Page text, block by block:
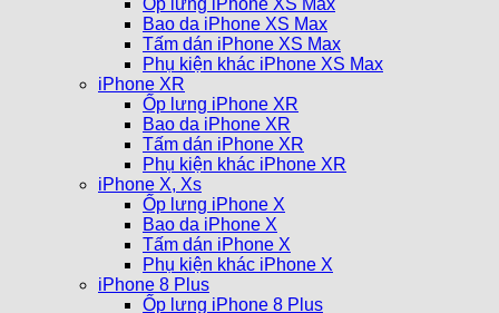
Bao da iPhone XS Max
Tấm dán iPhone XS Max
Phụ kiện khác iPhone XS Max
iPhone XR
Ốp lưng iPhone XR
Bao da iPhone XR
Tấm dán iPhone XR
Phụ kiện khác iPhone XR
iPhone X, Xs
Ốp lưng iPhone X
Bao da iPhone X
Tấm dán iPhone X
Phụ kiện khác iPhone X
iPhone 8 Plus
Ốp lưng iPhone 8 Plus